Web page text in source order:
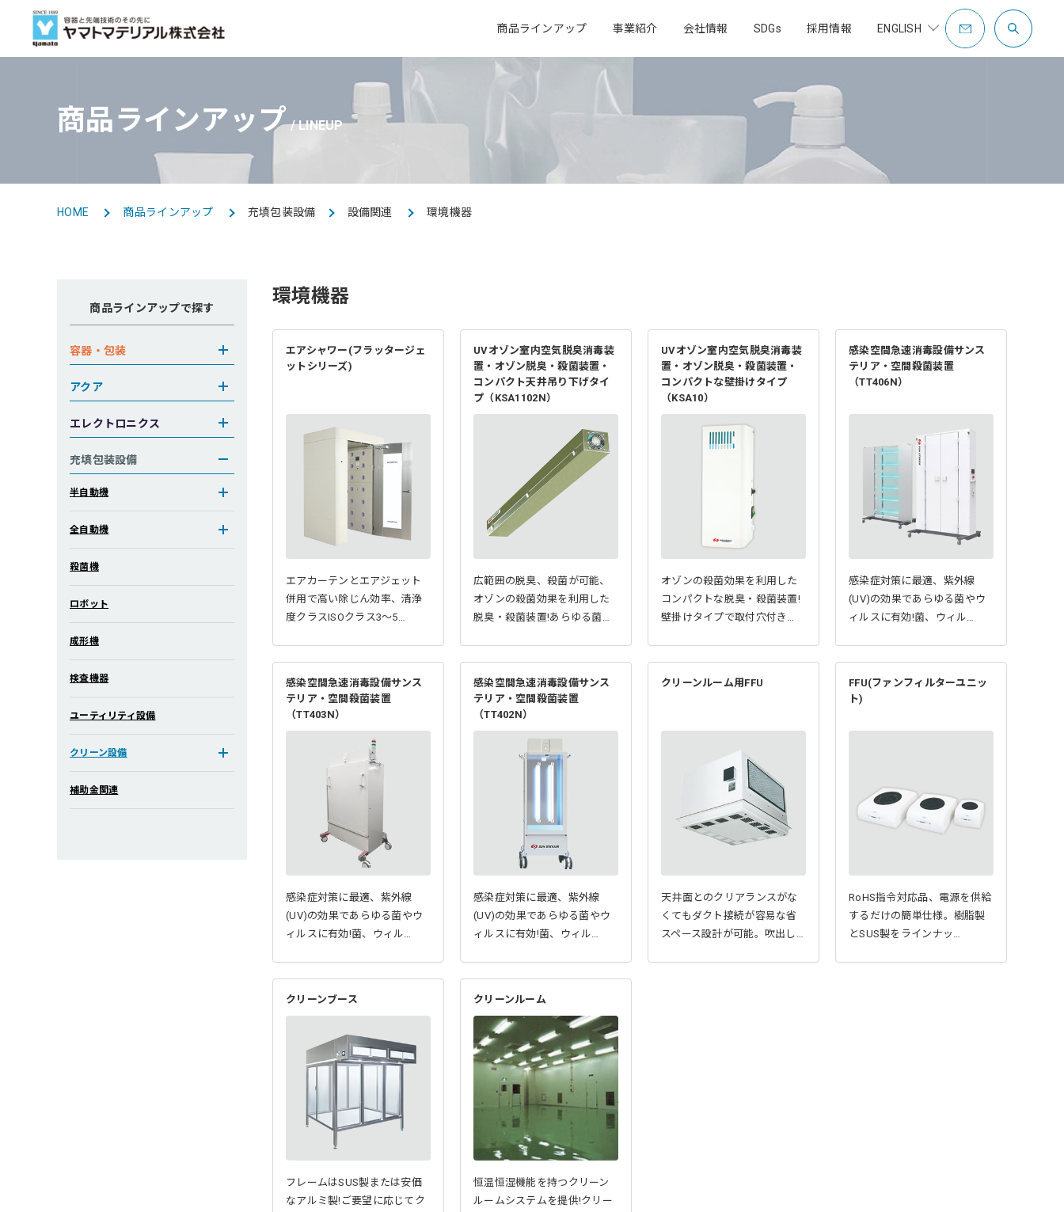
商品ラインアップ
LINE UP TOP
容器・包装 エレクトロニクス 充填包装設備
事業紹介
BUSINESS
容器・包装事業 エレクトロニクス事業 充填包装設備事業 補助金支援事業
海外事業
会社情報
COMPANY TOP
社是・企業理念
SDGs 採用情報
RECRUIT TOP
ENGLISH
商品ラインアップ LINEUP
HOME 商品ラインアップ 充填包装設備 設備関連 環境機器
商品ラインアップで探す
容器・包装
アクア
エレクトロニクス
充填包装設備
半自動機
全自動機
殺菌機
ロボット
成形機
検査機器
ユーティリティ設備
クリーン設備
補助金関連
環境機器
エアシャワー(フラッタージェ
ットシリーズ)
エアカーテンとエアジェット
併用で高い除じん効率、清浄
度クラスISOクラス3～5…
UVオゾン室内空気脱臭消毒装
置・オゾン脱臭・殺菌装置・
コンパクト天井吊り下げタイ
プ（KSA1102N）
広範囲の脱臭、殺菌が可能、
オゾンの殺菌効果を利用した
脱臭・殺菌装置!あらゆる菌…
UVオゾン室内空気脱臭消毒装
置・オゾン脱臭・殺菌装置・
コンパクトな壁掛けタイプ
（KSA10）
オゾンの殺菌効果を利用した
コンパクトな脱臭・殺菌装置!
壁掛けタイプで取付穴付き…
感染空間急速消毒設備サンス
テリア・空間殺菌装置
（TT406N）
感染症対策に最適、紫外線
(UV)の効果であらゆる菌やウ
ィルスに有効!菌、ウィル…
感染空間急速消毒設備サンス
テリア・空間殺菌装置
（TT403N）
感染症対策に最適、紫外線
(UV)の効果であらゆる菌やウ
ィルスに有効!菌、ウィル…
感染空間急速消毒設備サンス
テリア・空間殺菌装置
（TT402N）
感染症対策に最適、紫外線
(UV)の効果であらゆる菌やウ
ィルスに有効!菌、ウィル…
クリーンルーム用FFU
天井面とのクリアランスがな
くてもダクト接続が容易な省
スペース設計が可能。吹出し…
FFU(ファンフィルターユニッ
ト)
RoHS指令対応品、電源を供給
するだけの簡単仕様。樹脂製
とSUS製をラインナッ…
クリーンブース
フレームはSUS製または安価
なアルミ製!ご要望に応じてク
クリーンルーム
恒温恒湿機能を持つクリーン
ルームシステムを提供!クリー